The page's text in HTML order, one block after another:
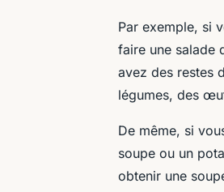
Par exemple, si
faire une salade
avez des restes
légumes, des
De même, si
soupe ou un
obtenir une